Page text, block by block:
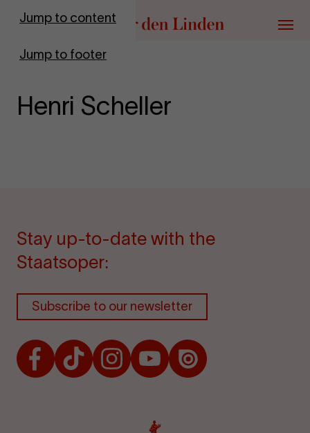
Jump to content
Jump to footer
Go to homepage
Menu
Henri Scheller
Stay up-to-date with the
Staatsoper:
Subscribe to our newsletter
FacebookTikTok InstagramYoutubeIssuu